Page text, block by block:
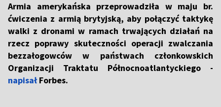
Armia amerykańska przeprowadziła w maju br.
ćwiczenia z armią brytyjską, aby połączyć taktykę
walki z dronami w ramach trwających działań na
rzecz poprawy skuteczności operacji zwalczania
bezzałogowców w państwach członkowskich
Organizacji Traktatu Północnoatlantyckiego -
napisałForbes.